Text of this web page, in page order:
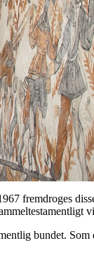
fremdroges
bundet.